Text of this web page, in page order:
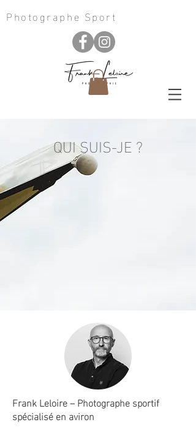
Photographe Sport
QUI SUIS-JE ?
Frank Leloire – Photographe sportif
spécialisé en aviron